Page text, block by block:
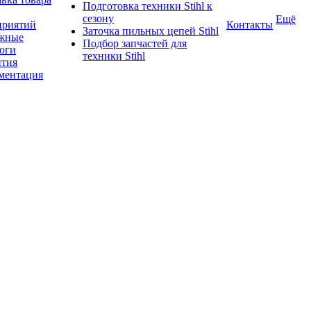
Подготовка техники Stihl к
сезону
Заточка пильных цепей Stihl
Подбор запчастей для
техники Stihl
Контакты Ещё